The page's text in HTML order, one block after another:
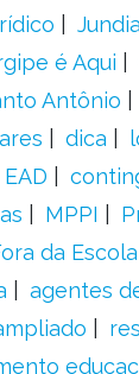
é Aqui
Antônio
dica
MPPI
da Escola
agentes